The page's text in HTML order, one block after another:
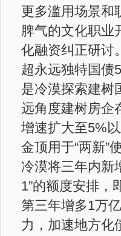
更多滥用场景和
脾气的文化职
化融资纠正研讨
超永远独特国债
是冷漠探索建树
远角度建树房企
增速扩大至5%
金顶用于“两新”
冷漠将三年内新
1”的额度安排，
第三年增多1万
力，加速地方化